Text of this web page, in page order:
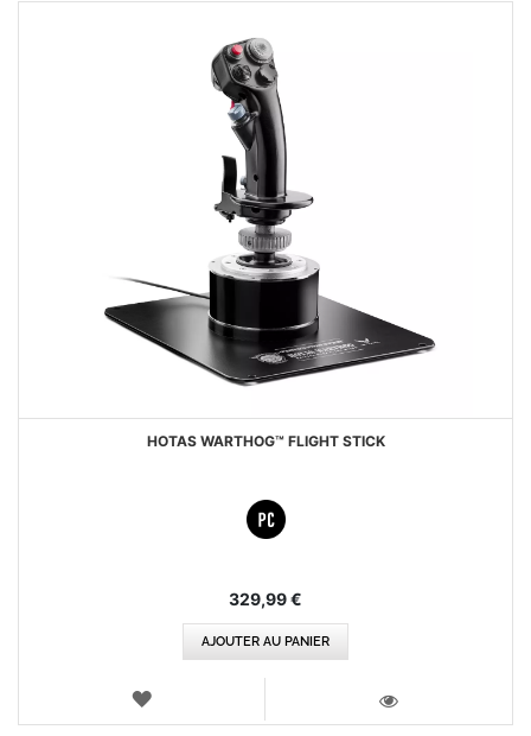
HOTAS WARTHOG™ FLIGHT STICK
329,99 €
AJOUTER AU PANIER
AJOUTER